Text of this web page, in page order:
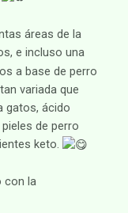
áreas de la
e incluso una
a base de perro
variada que
gatos, ácido
de perro
keto.
con la